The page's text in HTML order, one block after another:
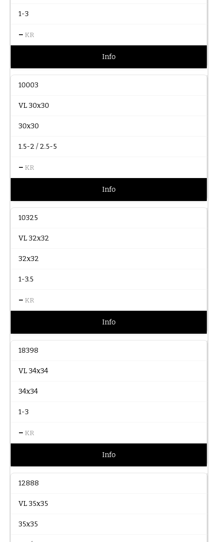
1-3
– KR
Info
10003
VL 30x30
30x30
1.5-2 / 2.5-5
– KR
Info
10325
VL 32x32
32x32
1-3.5
– KR
Info
18398
VL 34x34
34x34
1-3
– KR
Info
12888
VL 35x35
35x35